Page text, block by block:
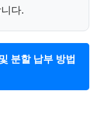
다.
분할 납부 방법